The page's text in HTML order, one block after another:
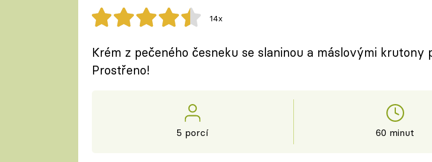
14x
Krém z pečeného česneku se slaninou a máslovými krutony
Prostřeno!
5 porcí 60 minut